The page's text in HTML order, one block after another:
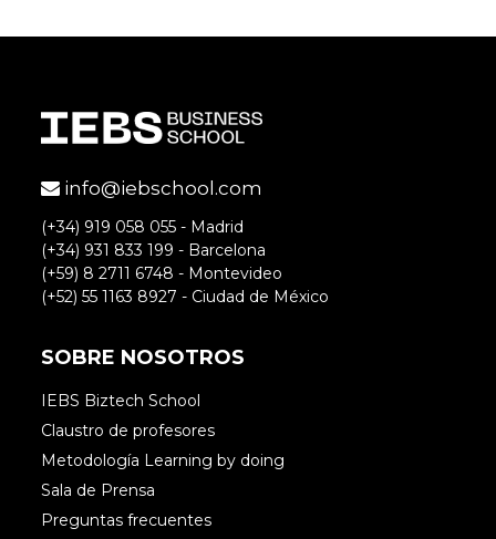
info@iebschool.com
(+34) 919 058 055 - Madrid
(+34) 931 833 199 - Barcelona
(+59) 8 2711 6748 - Montevideo
(+52) 55 1163 8927 - Ciudad de México
SOBRE NOSOTROS
IEBS Biztech School
Claustro de profesores
Metodología Learning by doing
Sala de Prensa
Preguntas frecuentes